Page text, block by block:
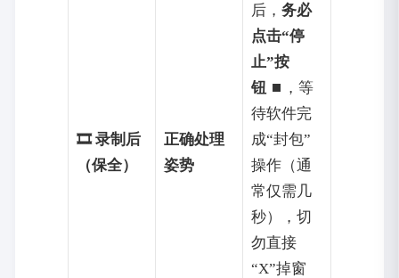
🎞️ 录制后
（保全）
正确处理
姿势
后，务必
点击“停
止”按
钮 ⏹️，等
待软件完
成“封包”
操作（通
常仅需几
秒），切
勿直接
“X”掉窗